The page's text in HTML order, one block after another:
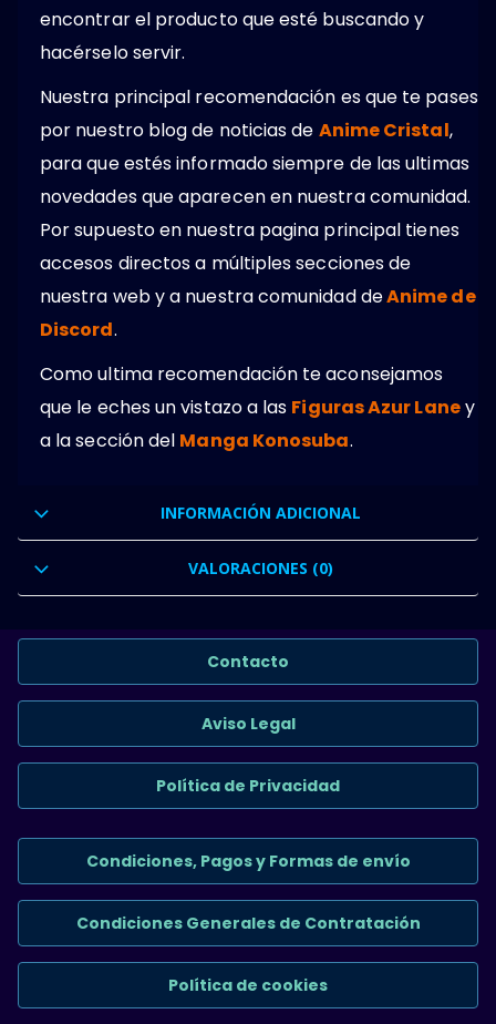
encontrar el producto que esté buscando y
hacérselo servir.
Nuestra principal recomendación es que te pases
por nuestro blog de noticias de Anime Cristal,
para que estés informado siempre de las ultimas
novedades que aparecen en nuestra comunidad.
Por supuesto en nuestra pagina principal tienes
accesos directos a múltiples secciones de
nuestra web y a nuestra comunidad deAnime de
Discord.
Como ultima recomendación te aconsejamos
que le eches un vistazo a las Figuras Azur Laney
a la sección del Manga Konosuba.
INFORMACIÓN ADICIONAL
VALORACIONES (0)
Contacto
Aviso Legal
Política de Privacidad
Condiciones, Pagos y Formas de envío
Condiciones Generales de Contratación
Política de cookies